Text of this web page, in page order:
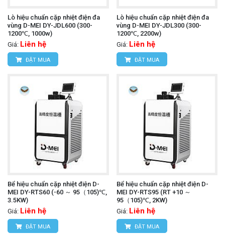
Lò hiệu chuẩn cặp nhiệt điện đa
vùng D-MEI DY-JDL600 (300-
1200℃, 1000w)
Giá: Liên hệ
ĐẶT MUA
Lò hiệu chuẩn cặp nhiệt điện đa
vùng D-MEI DY-JDL300 (300-
1200℃, 2200w)
Giá: Liên hệ
ĐẶT MUA
Bể hiệu chuẩn cặp nhiệt điện D-
MEI DY-RTS60 (-60 ～ 95（105)℃,
3.5KW)
Giá: Liên hệ
ĐẶT MUA
Bể hiệu chuẩn cặp nhiệt điện D-
MEI DY-RTS95 (RT +10 ～
95（105)℃, 2KW)
Giá: Liên hệ
ĐẶT MUA